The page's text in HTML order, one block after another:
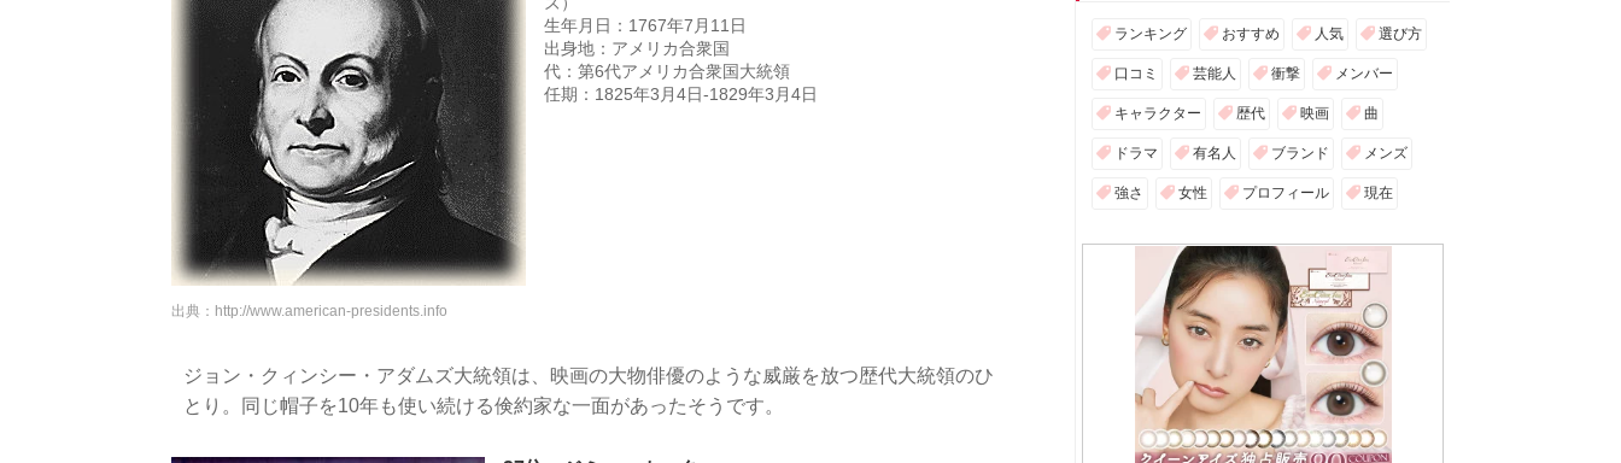
生年月日：1767年7月11日
出身地：アメリカ合衆国
代：第6代アメリカ合衆国大統領
任期：1825年3月4日-1829年3月4日
出典： http://www.american-presidents.info
ジョン・クィンシー・アダムズ大統領は、映画の大物俳優のような威厳を放つ歴代大統領のひ
とり。同じ帽子を10年も使い続ける倹約家な一面があったそうです。
ランキング おすすめ 人気 選び方
口コミ 芸能人 衝撃 メンバー
キャラクター 歴代 映画 曲
ドラマ 有名人 ブランド メンズ
強さ 女性 プロフィール 現在